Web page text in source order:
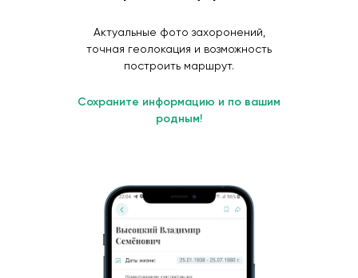
Актуальные фото захоронений,
точная геолокация и возможность
построить маршрут.
Сохраните информацию и по вашим
родным!